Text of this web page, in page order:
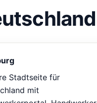
Stadtseite für
mit